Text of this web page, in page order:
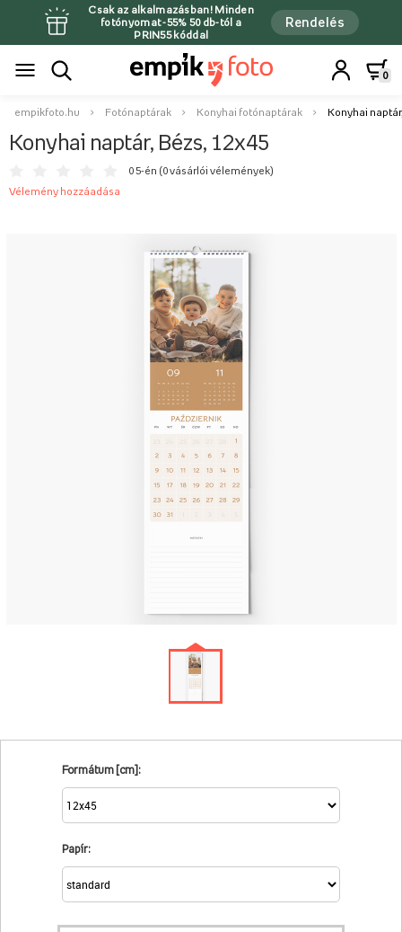
Csak az alkalmazásban! Minden
fotónyomat -55% 50 db-tól a
PRIN55 kóddal
Rendelés
0
empikfoto.hu Fotónaptárak Konyhai fotónaptárak Konyhai
Konyhai naptár, Bézs, 12x45
0 5-én (0 vásárlói vélemények)
Vélemény hozzáadása
Formátum [cm]:
Papír: